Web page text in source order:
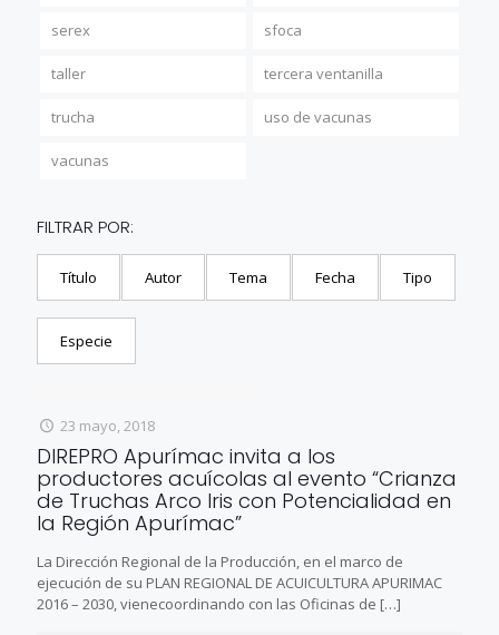
serex sfoca
taller tercera ventanilla
trucha uso de vacunas
vacunas
FILTRAR POR:
Título Autor Tema Fecha Tipo
Especie
23 mayo, 2018
DIREPRO Apurímac invita a los
productores acuícolas al evento “Crianza
de Truchas Arco Iris con Potencialidad en
la Región Apurímac”
La Dirección Regional de la Producción, en el marco de
ejecución de su PLAN REGIONAL DE ACUICULTURA APURIMAC
2016 – 2030, vienecoordinando con las Oficinas de […]